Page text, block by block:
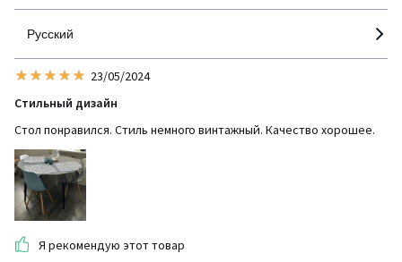
Русский
23/05/2024
Стильный дизайн
Стол понравился. Стиль немного винтажный. Качество хорошее.
Я рекомендую этот товар